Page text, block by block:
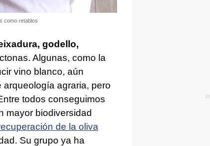
como retablos
godello,
Algunas, como la
vino blanco, aún
agraria, pero
todos conseguimos
mayor biodiversidad
de la oliva
Su grupo ya ha